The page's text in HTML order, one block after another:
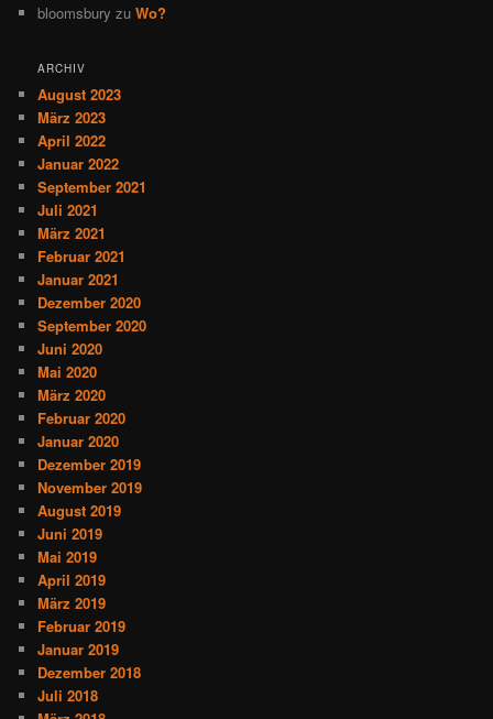
bloomsbury zuWo?
ARCHIV
August 2023
März 2023
April 2022
Januar 2022
September 2021
Juli 2021
März 2021
Februar 2021
Januar 2021
Dezember 2020
September 2020
Juni 2020
Mai 2020
März 2020
Februar 2020
Januar 2020
Dezember 2019
November 2019
August 2019
Juni 2019
Mai 2019
April 2019
März 2019
Februar 2019
Januar 2019
Dezember 2018
Juli 2018